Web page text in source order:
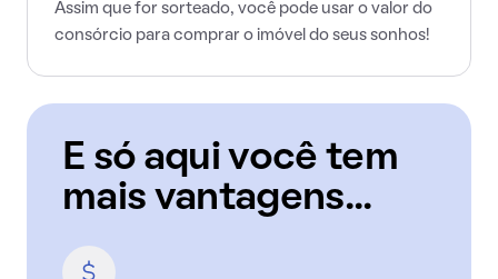
Assim que for sorteado, você pode usar o valor do
consórcio para comprar o imóvel do seus sonhos!
E só aqui você tem
mais vantagens...